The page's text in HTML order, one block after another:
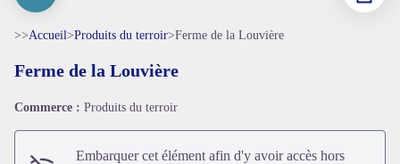
Voir l'image en plein écran
>>Accueil>Produits du terroir>Ferme de la Louvière
Ferme de la Louvière
Commerce : Produits du terroir
Embarquer cet élément afin d'y avoir accès hors